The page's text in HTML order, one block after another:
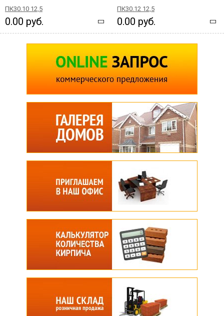
ПК30.10 12,5
0.00 руб.
ПК30.12 12,5
0.00 руб.